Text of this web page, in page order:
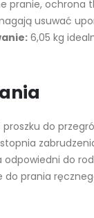
pranie, ochrona
usuwać
6,05 kg
do
do
do prania